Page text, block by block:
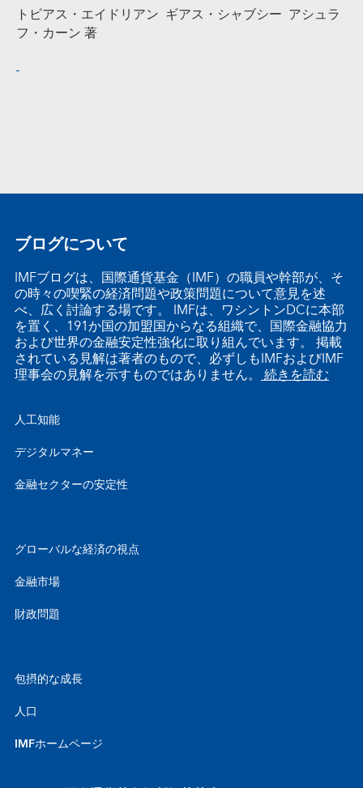
トビアス・エイドリアン ギアス・シャブシー アシュラ
フ・カーン 著
ブログについて
IMFブログは、国際通貨基金（IMF）の職員や幹部が、そ
の時々の喫緊の経済問題や政策問題について意見を述
べ、広く討論する場です。 IMFは、ワシントンDCに本部
を置く、191か国の加盟国からなる組織で、国際金融協力
および世界の金融安定性強化に取り組んでいます。 掲載
されている見解は著者のもので、必ずしもIMFおよびIMF
理事会の見解を示すものではありません。 続きを読む
人工知能
デジタルマネー
金融セクターの安定性
グローバルな経済の視点
金融市場
財政問題
包摂的な成長
人口
IMFホームページ